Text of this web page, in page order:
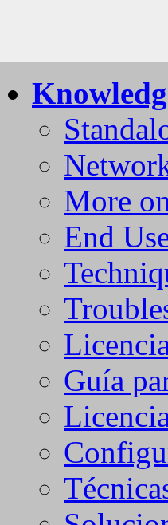
More
End
Guía